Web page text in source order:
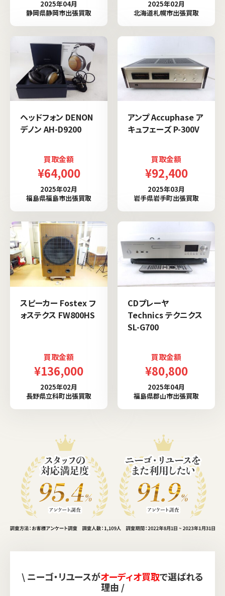
2025年04月
静岡県静岡市出張買取
2025年02月
北海道札幌市出張買取
ヘッドフォン DENON
デノン AH-D9200
買取金額
¥64,000
2025年02月
福島県福島市出張買取
アンプ Accuphase ア
キュフェーズ P-300V
買取金額
¥92,400
2025年03月
岩手県岩手町出張買取
スピーカー Fostex フ
ォステクス FW800HS
買取金額
¥136,000
2025年02月
長野県立科町出張買取
CDプレーヤ
Technics テクニクス
SL-G700
買取金額
¥80,800
2025年04月
福島県郡山市出張買取
\ ニーゴ・リユースがオーディオ買取で選ばれる
理由 /